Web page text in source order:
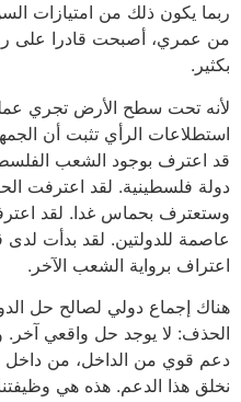
ربما يكون ذلك من امتيازات
من عمري، أصبحت قادرا على
بكثير.
لأنه تحت سطح الأرض تجري
استطلاعات الرأي تثبت أن
قد اعترف بوجود الشعب
دولة فلسطينية. لقد اعترفت
وستعترف بحماس غدا. لقد
عاصمة للدولتين. لقد بدأت لدى
اعتراف برواية الشعب الآخر.
هناك إجماع دولي لصالح حل
الحذف: لا يوجد حل واقعي آخر.
دعم قوي من الداخل، من داخل
نخلق هذا الدعم. هذه هي